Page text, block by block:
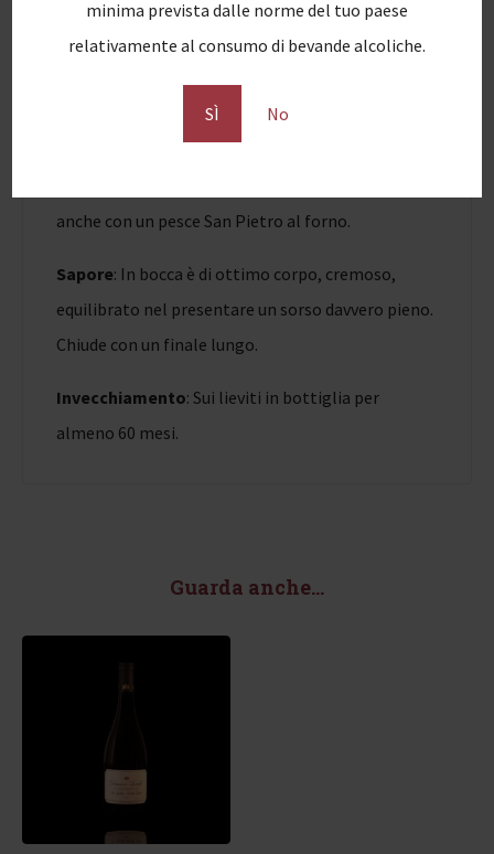
minima prevista dalle norme del tuo paese
relativamente al consumo di bevande alcoliche.
SÌ No
minerali, fruttate e floreali.
: Un prodotto con una struttura di
tutto rispetto, che necessita quindi di
anche con un pesce San Pietro al forno.
Sapore: In bocca è di ottimo corpo, cremoso,
equilibrato nel presentare un sorso davvero pieno.
Chiude con un finale lungo.
Invecchiamento: Sui lieviti in bottiglia per
almeno 60 mesi.
Guarda anche...